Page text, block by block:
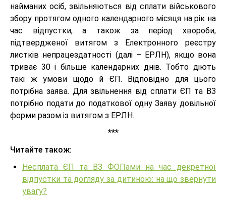
найманих осіб, звільняються від сплати військового
збору протягом одного календарного місяця на рік на
час відпустки, а також за період хвороби,
підтвердженої витягом з Електронного реєстру
листків непрацездатності (далі – ЕРЛН), якщо вона
триває 30 і більше календарних днів. Тобто діють
такі ж умови щодо й ЄП. Відповідно для цього
потрібна заява. Для звільнення від сплати ЄП та ВЗ
потрібно подати до податкової одну Заяву довільної
форми разом із витягом з ЕРЛН.
***
Читайте також:
Несплата ЄП та ВЗ ФОПами на час декретної
відпустки та догляду за дитиною: на що звернути
увагу?